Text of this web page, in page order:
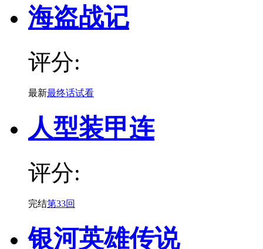
海盗战记
评分:
最新最终话试看
人型装甲连
评分:
完结第33回
银河英雄传说